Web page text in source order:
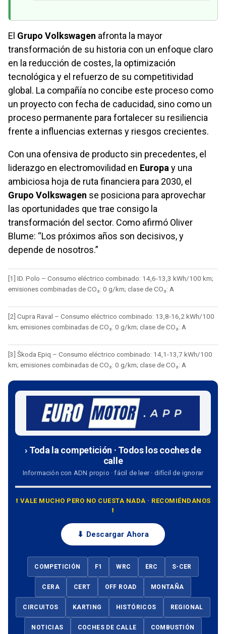
El Grupo Volkswagen afronta la mayor
transformación de su historia con un enfoque claro
en la reducción de costes, la optimización
tecnológica y el refuerzo de su competitividad
global. La compañía no concibe este proceso como
un proyecto con fecha de caducidad, sino como un
proceso permanente para fortalecer su resiliencia
frente a influencias externas y riesgos crecientes.
Con una ofensiva de producto sin precedentes, el
liderazgo en electromovilidad en Europay una
ambiciosa hoja de ruta financiera para 2030, el
Grupo Volkswagen se posiciona para aprovechar
las oportunidades que trae consigo la
transformación del sector. Como afirmó Oliver
Blume:
Los próximos años son decisivos, y
depende de nosotros.
[1] ID. Polo – Consumo eléctrico combinado: 14,6-13,3 kWh/100 km;
emisiones combinadas de CO₂: 0 g/km; clase de CO₂: A
[2] Cupra Raval – Consumo eléctrico combinado: 13,8-16,2 kWh/100
km; emisiones combinadas de CO₂: 0 g/km; clase de CO₂: A
[3] Škoda Epiq – Consumo eléctrico combinado: 14,1-13,7 kWh/100
km; emisiones combinadas de CO₂: 0 g/km; clase de CO₂: A
› Toda la competición · Todos los coches de
calle
Información con ADN propio · fácil de leer · difícil de ignorar
⭡ VALE MUCHO PERO NO CUESTA NADA · RECOMIÉNDANOS
⭡
⬇ Descargar Ahora
COMPETICIÓN F1 WRC ERC S-CER
CERA CERT OFF ROAD MONTAÑA
CIRCUITOS KARTING HISTÓRICOS REGIONAL
NOTICIAS COCHES DE CALLE COMBUSTIÓN